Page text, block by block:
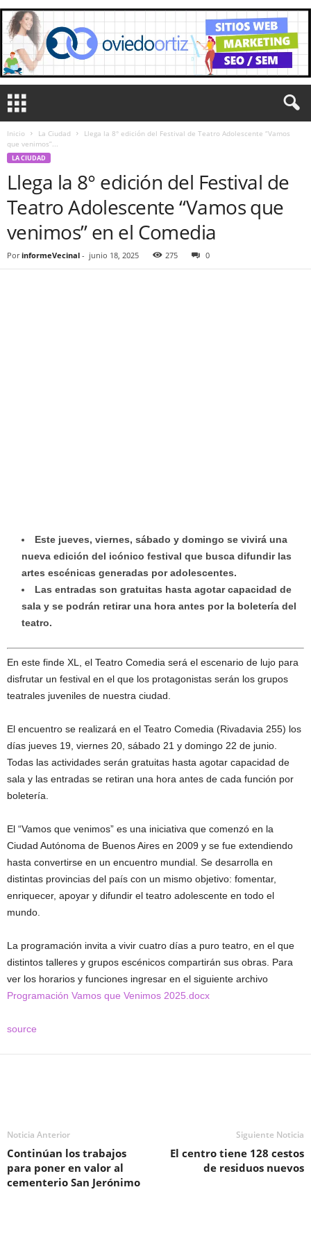
Inicio La Ciudad
Llega la 8° edición del Festival de Teatro Adolescente “Vamos
que venimos”...
LA CIUDAD
Llega la 8° edición del Festival de
Teatro Adolescente “Vamos que
venimos” en el Comedia
Por informeVecinal - junio 18, 2025 275 0
Este jueves, viernes, sábado y domingo se vivirá una
nueva edición del icónico festival que busca difundir las
artes escénicas generadas por adolescentes.
Las entradas son gratuitas hasta agotar capacidad de
sala y se podrán retirar una hora antes por la boletería del
teatro.
En este finde XL, el Teatro Comedia será el escenario de lujo para
disfrutar un festival en el que los protagonistas serán los grupos
teatrales juveniles de nuestra ciudad.
El encuentro se realizará en el Teatro Comedia (Rivadavia 255) los
días jueves 19, viernes 20, sábado 21 y domingo 22 de junio.
Todas las actividades serán gratuitas hasta agotar capacidad de
sala y las entradas se retiran una hora antes de cada función por
boletería.
El “Vamos que venimos” es una iniciativa que comenzó en la
Ciudad Autónoma de Buenos Aires en 2009 y se fue extendiendo
hasta convertirse en un encuentro mundial. Se desarrolla en
distintas provincias del país con un mismo objetivo: fomentar,
enriquecer, apoyar y difundir el teatro adolescente en todo el
mundo.
La programación invita a vivir cuatro días a puro teatro, en el que
distintos talleres y grupos escénicos compartirán sus obras. Para
ver los horarios y funciones ingresar en el siguiente archivo
Programación Vamos que Venimos 2025.docx
source
Noticia Anterior
Continúan los trabajos
para poner en valor al
cementerio San Jerónimo
Siguiente Noticia
El centro tiene 128 cestos
de residuos nuevos